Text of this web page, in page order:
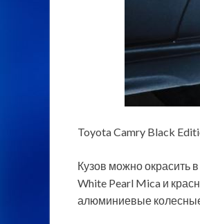
Toyota Camry Black
Кузов можно окрасить
White Pearl Mica и
алюминиевые